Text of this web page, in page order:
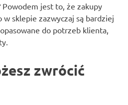
Powodem jest to, że zakupy
sklepie zazwyczaj są bardziej
do potrzeb klienta,
zwrócić